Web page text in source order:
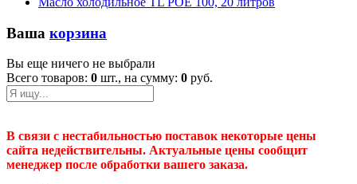
Ваша корзина
Вы еще ничего не выбрали
Всего товаров: 0 шт., на сумму: 0 руб.
В связи с нестабильностью поставок некоторые цены
сайта недействительны. Актуальные цены сообщит
менеджер после обработки вашего заказа.